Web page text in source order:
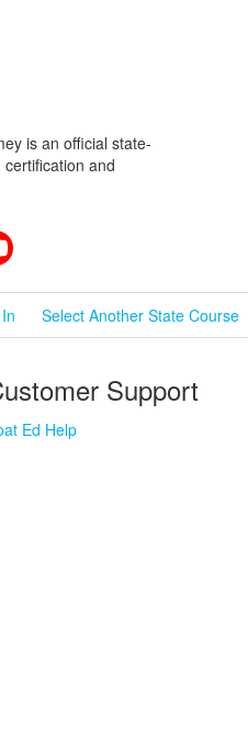
is an official state-
and
Select Another State Course
Support
Ed Help